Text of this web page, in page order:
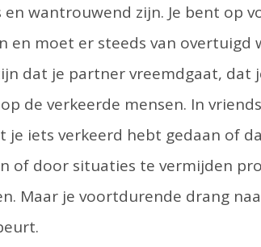
en wantrouwend zijn. Je bent op
en moet er steeds van
dat je partner vreemdgaat,
de verkeerde mensen. In
je iets verkeerd hebt gedaan of
of door situaties te vermijden
Maar je voortdurende drang